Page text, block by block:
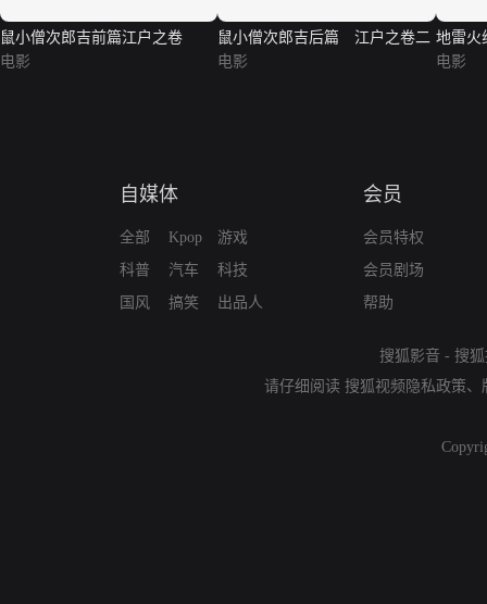
鼠小僧次郎吉前篇江户之卷
电影
鼠小僧次郎吉后篇 江户之卷二
电影
地雷火
电影
自媒体
全部
科普
国风
Kpop
汽车
搞笑
游戏
科技
出品人
会员
会员特权
会员剧场
帮助
搜狐影音 - 搜
请仔细阅读 搜狐视频隐私政策、